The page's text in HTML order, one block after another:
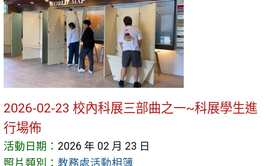
2026-02-23 校內科展三部曲之一~科展學生進
行場佈
活動日期： 2026 年 02 月 23 日
照片類別： 教務處活動相簿